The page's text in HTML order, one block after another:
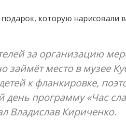
которую нарисовали
за организацию
займёт место в музее
к фланкировке,
день программу «Час
Владислав Кириченко.